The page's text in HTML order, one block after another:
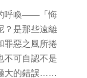
呼喚——「悔
？是那些遠離
罪惡之風所捲
不可自認不是
大的錯誤……